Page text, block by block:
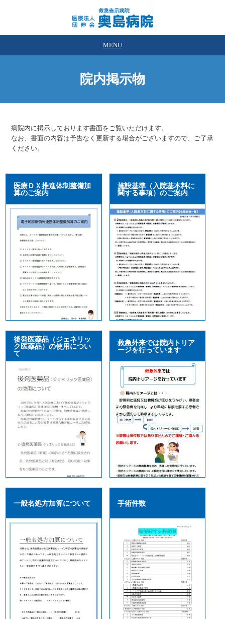
MENU
院内掲示物
病院内に掲示しております書面をご覧いただけます。
なお、書面の内容は予告なく更新する場合がございますので、ご了承
ください。
医療ＤＸ推進体制整備加
算のご案内
施設基準（入院基本料に
関する事項）のご案内
後発医薬品（ジェネリッ
ク医薬品）の使用につい
て
救急外来では院内トリア
ージを行っています
一般名処方加算について 手術件数